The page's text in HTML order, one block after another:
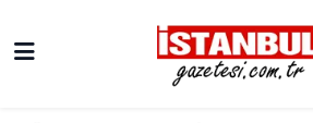
Nöbetçi Eczaneler